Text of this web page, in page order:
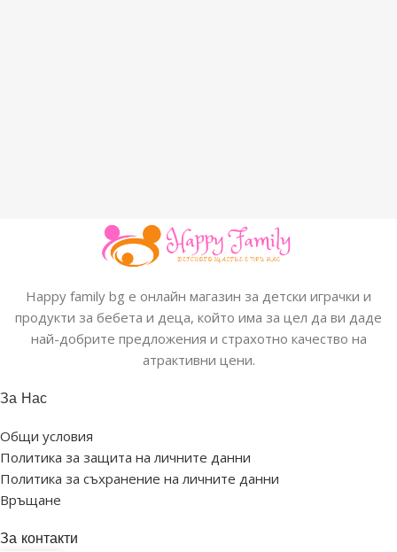
Happy family bg е онлайн магазин за детски играчки и
продукти за бебета и деца, който има за цел да ви даде
най-добрите предложения и страхотно качество на
атрактивни цени.
За Нас
Общи условия
Политика за защита на личните данни
Политика за съхранение на личните данни
Връщане
За контакти